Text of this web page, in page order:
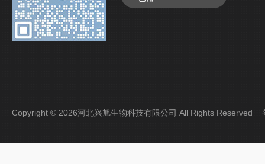
Copyright © 2026河北兴旭生物科技有限公司 All Rights Reserved